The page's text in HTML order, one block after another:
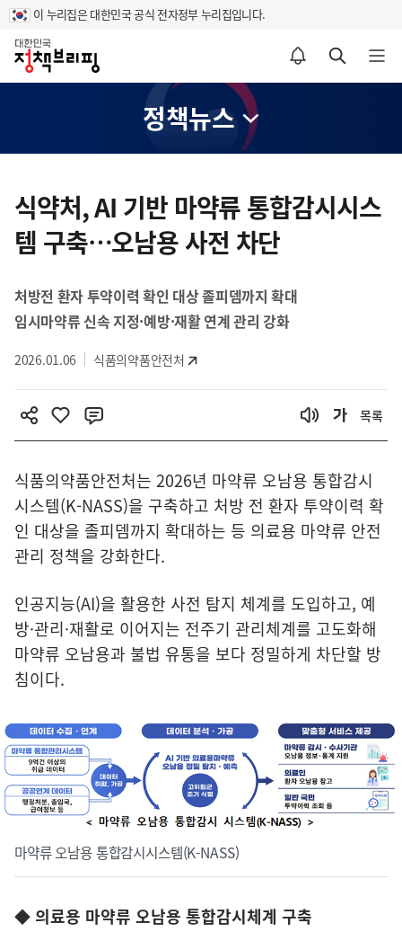
이 누리집은 대한민국 공식 전자정부 누리집입니다.
홈
알림설정 바로가기 검색 바로가기 메뉴 열기
정책뉴스
츠
영
식약처, AI 기반 마약류 통합감시시스
템 구축…오남용 사전 차단
처방전 환자 투약이력 확인 대상 졸피뎀까지 확대
임시마약류 신속 지정·예방·재활 연계 관리 강화
2026.01.06 식품의약품안전처
목록
식품의약품안전처는 2026년 마약류 오남용 통합감시
시스템(K-NASS)을 구축하고 처방 전 환자 투약이력 확
인 대상을 졸피뎀까지 확대하는 등 의료용 마약류 안전
관리 정책을 강화한다.
인공지능(AI)을 활용한 사전 탐지 체계를 도입하고, 예
방·관리·재활로 이어지는 전주기 관리체계를 고도화해
마약류 오남용과 불법 유통을 보다 정밀하게 차단할 방
침이다.
마약류 오남용 통합감시시스템(K-NASS)
◆ 의료용 마약류 오남용 통합감시체계 구축